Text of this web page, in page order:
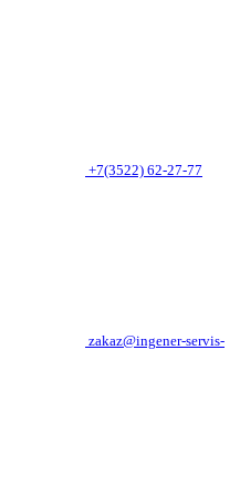
+7(3522) 62-27-77
zakaz@ingener-servis-